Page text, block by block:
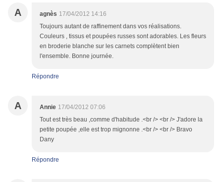
A agnès 17/04/2012 14:16
Toujours autant de raffinement dans vos réalisations.
Couleurs , tissus et poupées russes sont adorables. Les fleurs
en broderie blanche sur les carnets complètent bien
l'ensemble. Bonne journée.
Répondre
A Annie 17/04/2012 07:06
Tout est très beau ,comme d'habitude .<br /> <br /> J'adore la
petite poupée ,elle est trop mignonne .<br /> <br /> Bravo
Dany
Répondre